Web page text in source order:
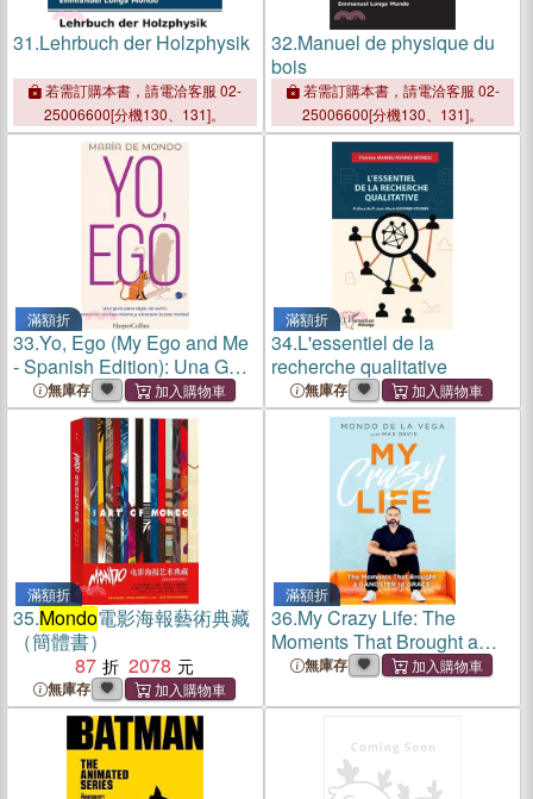
31.Lehrbuch der Holzphysik
若需訂購本書，請電洽客服 02-
25006600[分機130、131]。
32.Manuel de physique du
bois
若需訂購本書，請電洽客服 02-
25006600[分機130、131]。
滿額折
33.Yo, Ego (My Ego and Me
- Spanish Edition): Una Guía
Para Dejar de Sufrir,
Conectar Contigo Mismo Y
Alcanzar La Paz Mental (a
Guide to Stop Suffering,
無庫存
滿額折
34.L'essentiel de la
recherche qualitative
無庫存
滿額折
35.Mondo電影海報藝術典藏
（簡體書）
87
2078
無庫存
滿額折
36.My Crazy Life: The
Moments That Brought a
Gangster to Grace
無庫存